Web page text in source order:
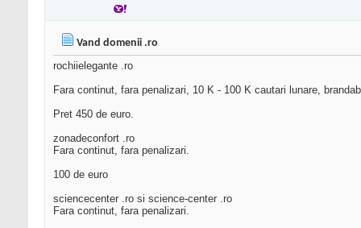
Vand domenii .ro
rochiielegante .ro
Fara continut, fara penalizari, 10 K - 100 K cautari lunare,
Pret 450 de euro.
zonadeconfort .ro
Fara continut, fara penalizari.
100 de euro
sciencecenter .ro si science-center .ro
Fara continut, fara penalizari.